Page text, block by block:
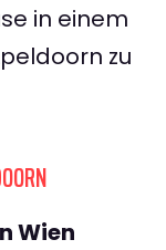
in einem
zu
Wien